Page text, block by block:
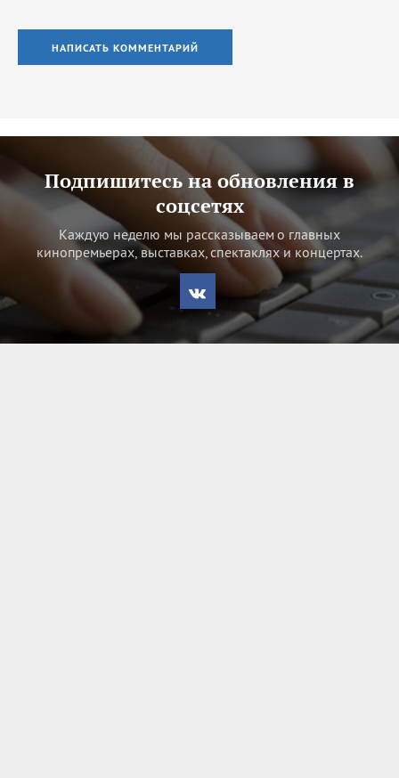
НАПИСАТЬ КОММЕНТАРИЙ
Подпишитесь на обновления в
соцсетях
Каждую неделю мы рассказываем о главных
кинопремьерах, выставках, спектаклях и концертах.